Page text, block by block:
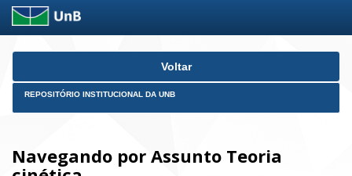
Skip
Voltar
REPOSITÓRIO INSTITUCIONAL DA UNB
Navegando por Assunto Teoria